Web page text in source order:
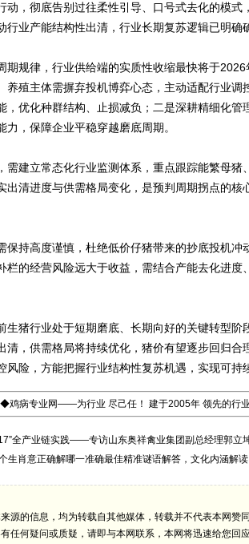
动，彻底告别过往柔性引导、口号式去化的模式
行业产能结构性出清，行业长期复苏逻辑已明确
规律，行业供给端的实质性收缩最快将于2026
养殖主体需摒弃投机博弈心态，主动适配行业
，优化种群结构、止损减负；二是深耕精细化管
力，保障企业平稳穿越磨底周期。
建立常态化行业监测体系，重点跟踪能繁母猪
出清进度与供需格局变化，是预判周期拐点的核
持高度谨慎，杜绝低价仔猪带来的抄底投机冲
栏的经营风险远大于收益，需结合产能去化进度
猪行业处于短期磨底、长期向好的关键转型阶
清，供需格局将持续优化，猪价有望逐步回归合
风险，方能把握行业结构性复苏机遇，实现可持
◆鸡病专业网——为行业 尽己任！ 建于2005年 领先的行
全产业链实践——专访山东奥祥禽业集团副总经理郭立
生肖意正确解哪一准确最佳精准谜语解答，文化内涵解读
源的信息，均为转载自其他媒体，转载并不代表本网赞
任何疑问或质疑，请即与本网联系，本网将迅速给您回